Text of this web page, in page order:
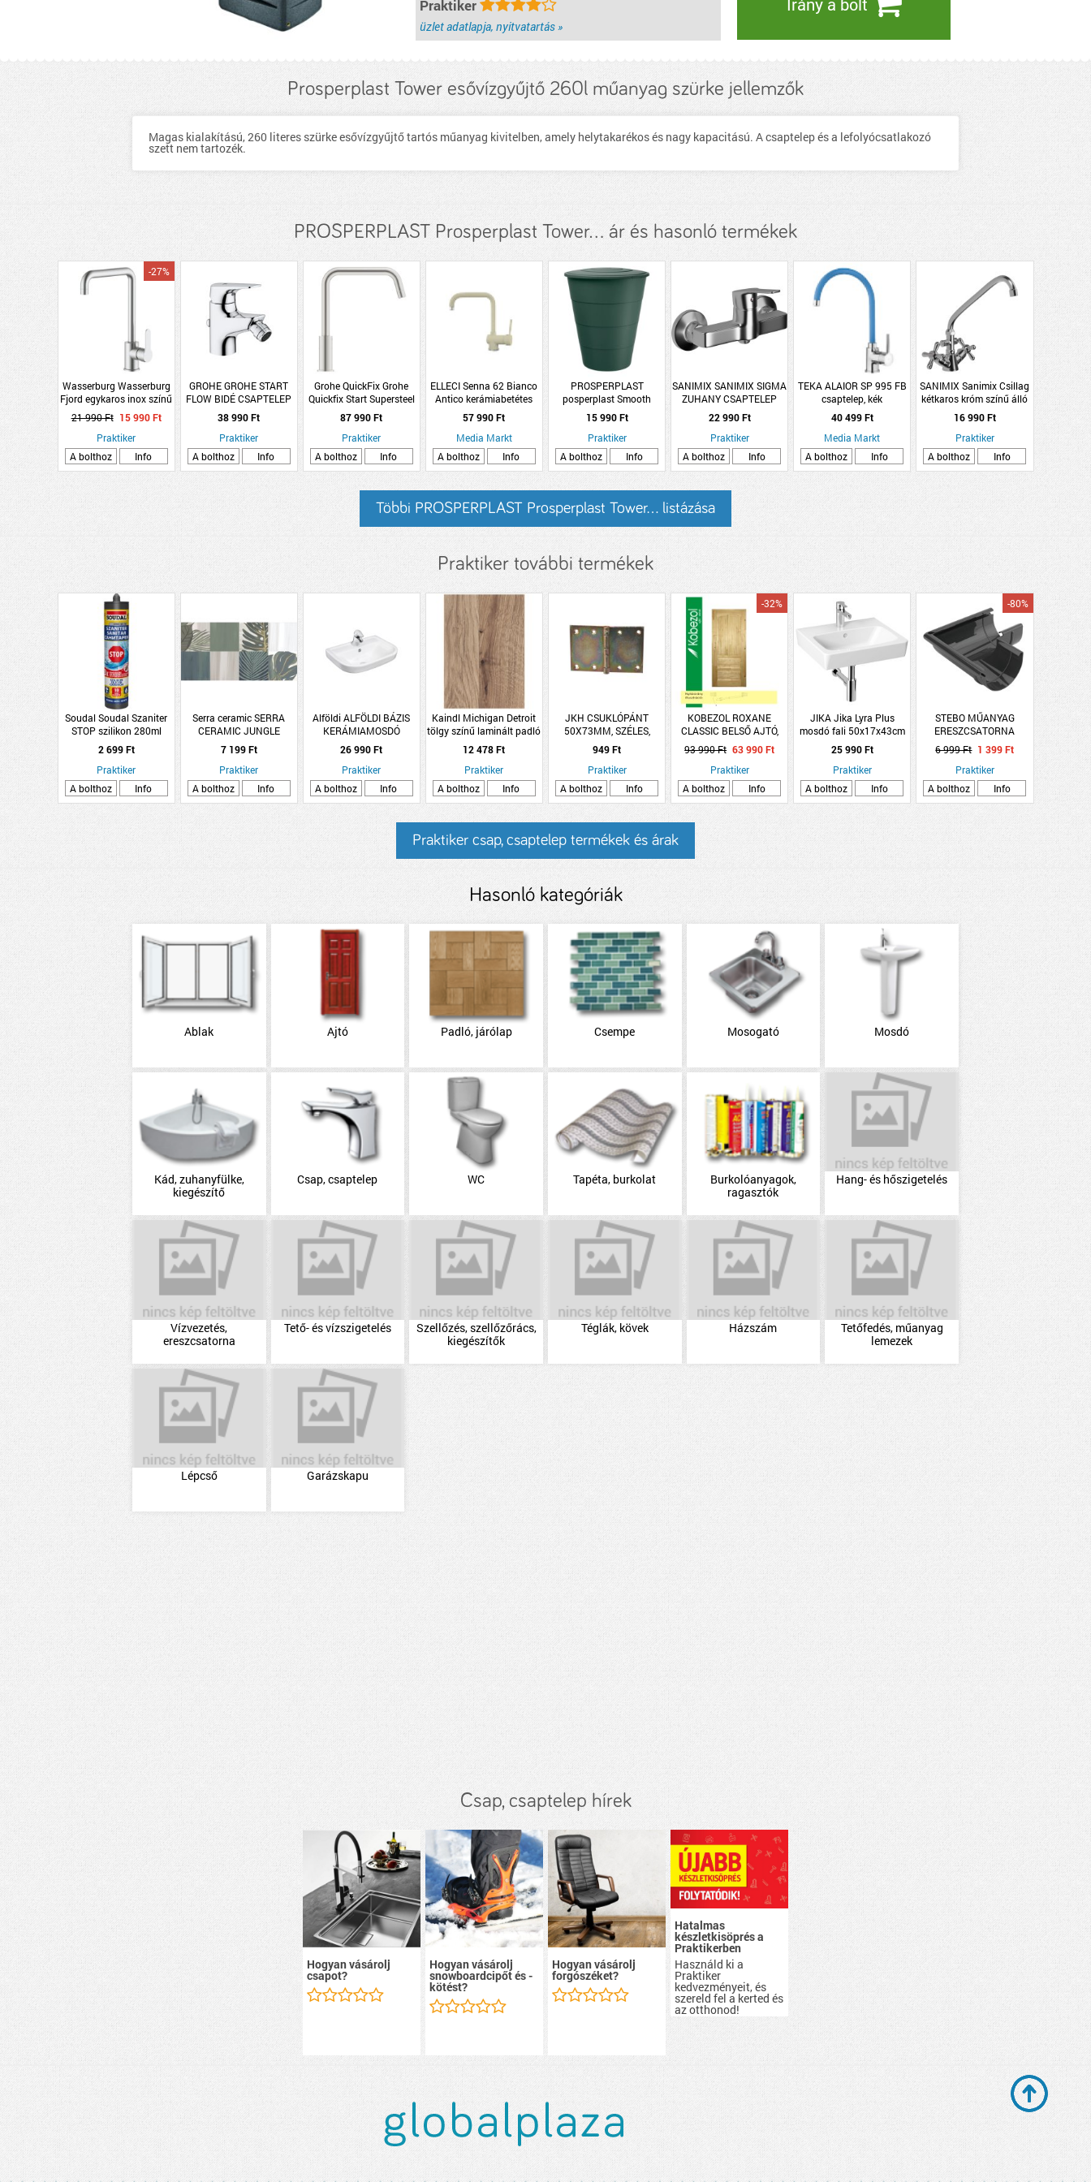
Praktiker
üzlet adatlapja, nyitvatartás »
Prosperplast Tower esővízgyűjtő 260l műanyag szürke jellemzők
Magas kialakítású, 260 literes szürke esővízgyűjtő tartós műanyag kivitelben, amely helytakarékos és nagy kapacitású. A csaptelep és a lefolyócsatlakozó
szett nem tartozék.
PROSPERPLAST Prosperplast Tower... ár és hasonló termékek
Wasserburg Wasserburg
Fjord egykaros inox színű
álló magas mosogató
csaptelep
-27%
21 990 Ft 15 990 Ft
Praktiker
A bolthoz
Info
GROHE GROHE START
FLOW BIDÉ CSAPTELEP
KRÓM EGYKAROS
38 990 Ft
Praktiker
A bolthoz
Info
Grohe QuickFix Grohe
Quickfix Start Supersteel
egykaros króm magas
szögletes álló mosogató
csaptelep
87 990 Ft
Praktiker
A bolthoz
Info
ELLECI Senna 62 Bianco
Antico kerámiabetétes
csaptelep (MGKSEN62)
57 990 Ft
Media Markt
A bolthoz
Info
PROSPERPLAST
posperplast Smooth
esővízgyűjtő 210l
műanyag zöld
15 990 Ft
Praktiker
A bolthoz
Info
SANIMIX SANIMIX SIGMA
ZUHANY CSAPTELEP
FALI
22 990 Ft
Praktiker
A bolthoz
Info
TEKA ALAIOR SP 995 FB
csaptelep, kék
40 499 Ft
Media Markt
A bolthoz
Info
SANIMIX Sanimix Csillag
kétkaros króm színű álló
KMT csaptelep
16 990 Ft
Praktiker
A bolthoz
Info
Többi PROSPERPLAST Prosperplast Tower... listázása
Praktiker további termékek
Soudal Soudal Szaniter
STOP szilikon 280ml
szürke
2 699 Ft
Praktiker
A bolthoz
Info
Serra ceramic SERRA
CERAMIC JUNGLE
DEKORCSEMPE
30X60CM
1,44M2/CSOMAG
LEVELES MINTÁS
7 199 Ft
Praktiker
A bolthoz
Info
Alföldi ALFÖLDI BÁZIS
KERÁMIAMOSDÓ
26 990 Ft
Praktiker
A bolthoz
Info
Kaindl Michigan Detroit
tölgy színű laminált padló
1383x193x8mm
12 478 Ft
Praktiker
A bolthoz
Info
JKH CSUKLÓPÁNT
50X73MM, SZÉLES,
HORG. -
949 Ft
Praktiker
A bolthoz
Info
KOBEZOL ROXANE
CLASSIC BELSŐ AJTÓ,
TÖMÖR FENYŐ 90*210
JOBB
-32%
93 990 Ft 63 990 Ft
Praktiker
A bolthoz
Info
JIKA Jika Lyra Plus
mosdó fali 50x17x43cm
fehér
25 990 Ft
Praktiker
A bolthoz
Info
STEBO MŰANYAG
ERESZCSATORNA
150/110 KÜLSŐ SAROK
ANTRACIT
-80%
6 999 Ft 1 399 Ft
Praktiker
A bolthoz
Info
Praktiker csap, csaptelep termékek és árak
Hasonló kategóriák
Ablak Ajtó Padló, járólap Csempe Mosogató Mosdó
Kád, zuhanyfülke,
kiegészítő
Csap, csaptelep WC Tapéta, burkolat
Burkolóanyagok,
ragasztók
Hang- és hőszigetelés
Vízvezetés,
ereszcsatorna
Tető- és vízszigetelés
Szellőzés, szellőzőrács,
kiegészítők
Téglák, kövek Házszám
Tetőfedés, műanyag
lemezek
Lépcső Garázskapu
Csap, csaptelep hírek
Hogyan vásárolj
csapot?
Hogyan vásárolj
snowboardcipőt és -
kötést?
Hogyan vásárolj
forgószéket?
Hatalmas
készletkisöprés a
Praktikerben
Használd ki a
Praktiker
kedvezményeit, és
szereld fel a kerted és
az otthonod!